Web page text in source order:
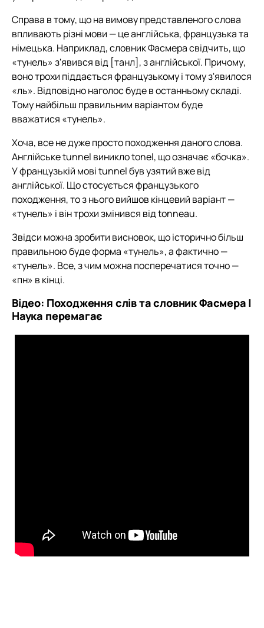
Справа в тому, що на вимову представленого слова
впливають різні мови — це англійська, французька та
німецька. Наприклад, словник Фасмера свідчить, що
«тунель» з'явився від [танл], з англійської. Причому,
воно трохи піддається французькому і тому з'явилося
«ль». Відповідно наголос буде в останньому складі.
Тому найбільш правильним варіантом буде
вважатися «тунель».
Хоча, все не дуже просто походження даного слова.
Англійське tunnel виникло tonel, що означає «бочка».
У французькій мові tunnel був узятий вже від
англійської. Що стосується французького
походження, то з нього вийшов кінцевий варіант —
«тунель» і він трохи змінився від tonneau.
Звідси можна зробити висновок, що історично більш
правильною буде форма «тунель», а фактично —
«тунель». Все, з чим можна посперечатися точно —
«пн» в кінці.
Відео: Походження слів та словник Фасмера |
Наука перемагає